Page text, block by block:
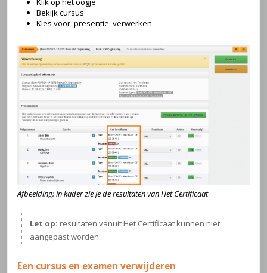
Bekijk cursus
Kies voor 'presentie' verwerken
Afbeelding: in kader zie je de resultaten van Het Certificaat
Let op: resultaten vanuit Het Certificaat kunnen niet
aangepast worden
Een cursus en examen verwijderen